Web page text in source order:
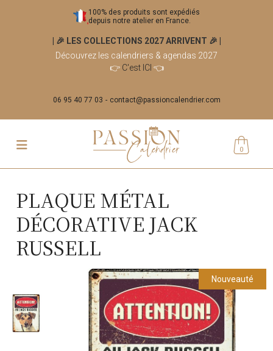
100% des produits sont expédiés
depuis notre atelier en France.
| 🎉 LES COLLECTIONS 2027 ARRIVENT 🎉
Découvrez les calendriers & agendas 2027
👉 C'est ICI 👈
06 95 40 77 03 contact@passioncalendrier.com
0
PLAQUE MÉTAL
DÉCORATIVE JACK
RUSSELL
Nouveauté